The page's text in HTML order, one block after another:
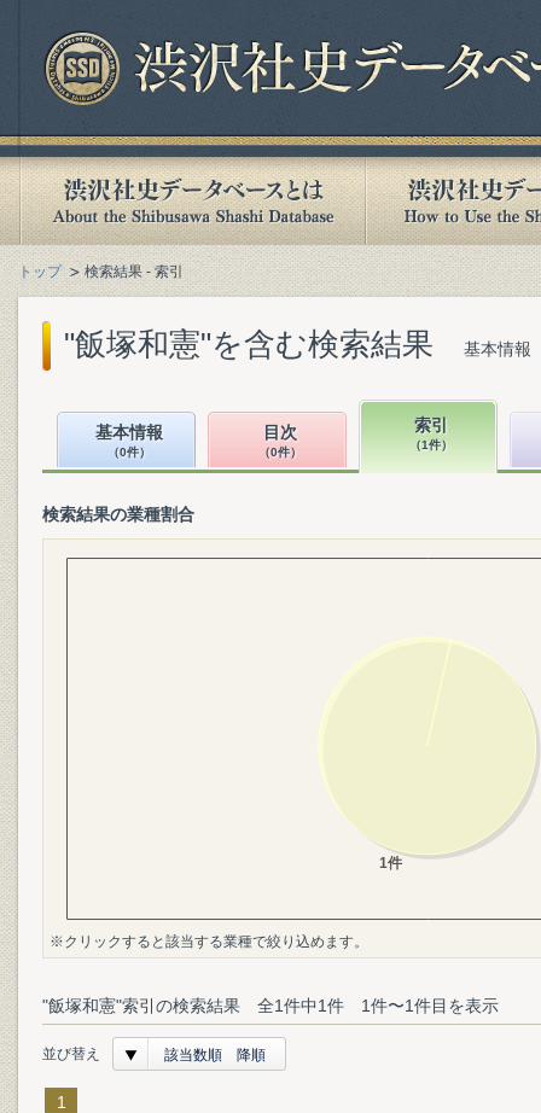
トップ 検索結果 - 索引
"飯塚和憲"を含む検索結果 基本情報
基本情報
（0件）
目次
（0件）
索引
（1件）
検索結果の業種割合
※クリックすると該当する業種で絞り込めます。
"飯塚和憲"索引の検索結果 全1件中1件 1件〜1件目を表示
並び替え 該当数順 降順
1